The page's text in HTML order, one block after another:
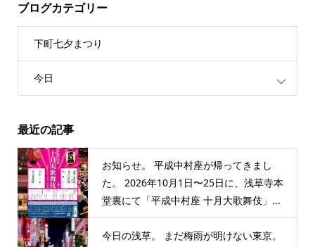
ブログカテゴリー
下町七夕まつり
今日
最近の記事
お知らせ。 平成中村座が帰ってきまし
た。 2026年10月1日〜25日に、浅草寺本
堂裏にて「平成中村座 十月大歌舞伎」...
今日の浅草。 まだ梅雨が明けない東京。